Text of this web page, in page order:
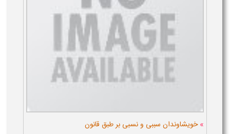
»خویشاوندان سببی و نسبی بر طبق قانون